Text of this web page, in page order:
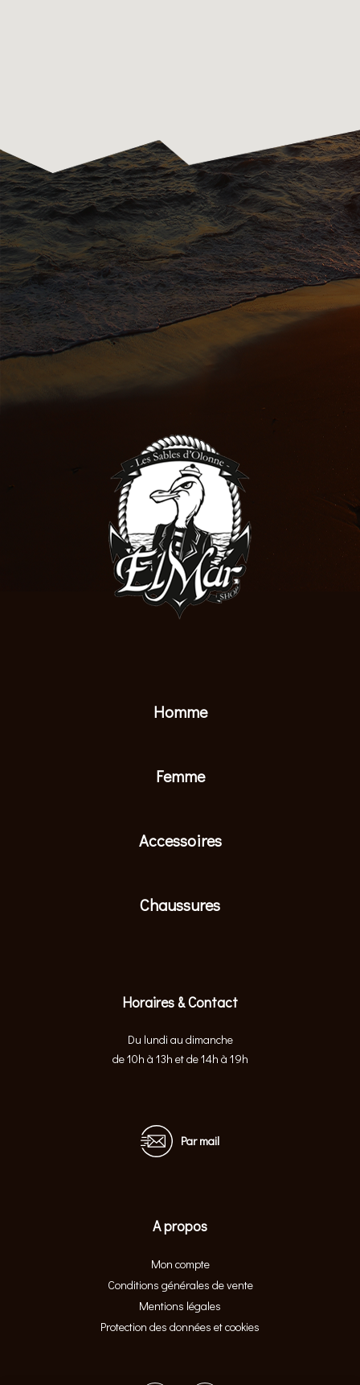
Homme
Femme
Accessoires
Chaussures
Horaires & Contact
Du lundi au dimanche
de 10h à 13h et de 14h à 19h
Par mail
A propos
Mon compte
Conditions générales de vente
Mentions légales
Protection des données et cookies